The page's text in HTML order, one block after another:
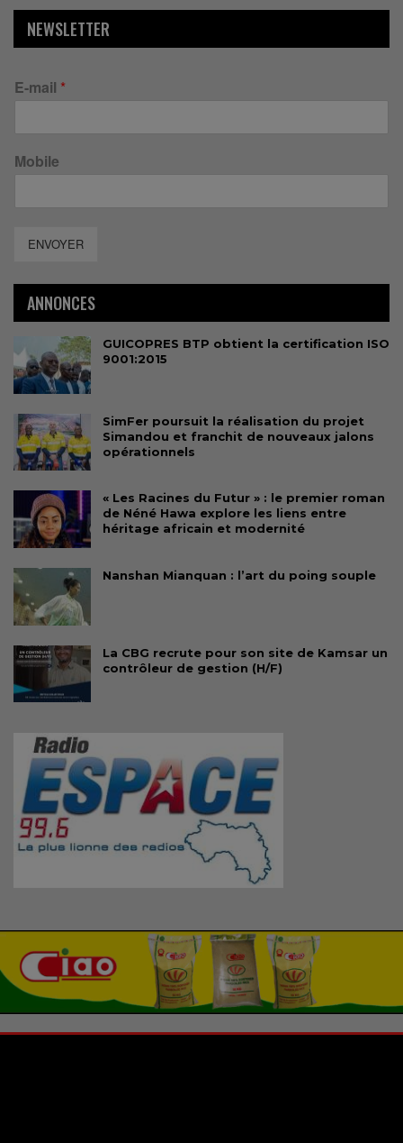
NEWSLETTER
E-mail *
Mobile
ENVOYER
ANNONCES
GUICOPRES BTP obtient la certification ISO
9001:2015
SimFer poursuit la réalisation du projet
Simandou et franchit de nouveaux jalons
opérationnels
« Les Racines du Futur » : le premier roman
de Néné Hawa explore les liens entre
héritage africain et modernité
Nanshan Mianquan : l’art du poing souple
La CBG recrute pour son site de Kamsar un
contrôleur de gestion (H/F)